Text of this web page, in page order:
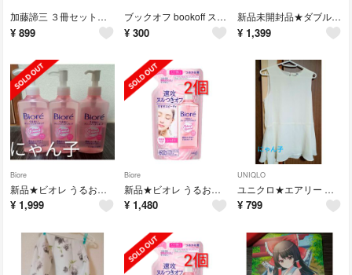
加藤諦三 ３冊セット★なぜあなたばかりつらい目にあうのか？ うつになりやすい人
¥ 899
ブックオフ bookoff ステッカー シール 2種類セット 非売品
¥ 300
新品未開封品★ダブルモイスト ソフトコンタクト洗浄保存液 480mL×2本セット
¥ 1,399
Biore
新品★ビオレ うるおいクレンジングリキッド 230ml 3個 セット 本体
¥ 1,999
Biore
新品★ビオレ うるおいクレンジングリキッド 詰め替え用 210ml 2個セット
¥ 1,480
UNIQLO
ユニクロ★エアリー ノースリーブ チュニック Sサイズ
¥ 799